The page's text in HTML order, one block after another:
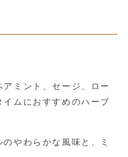
ミント、セージ、ロー
ムにおすすめのハーブ
やわらかな風味と、ミ